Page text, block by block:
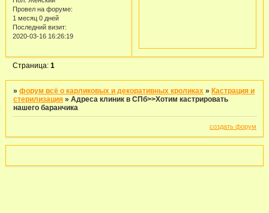
Провел на форуме:
1 месяц 0 дней
Последний визит:
2020-03-16 16:26:19
Страница:1
»форум всё о карликовых и декоративных кроликах »Кастрация и
стерилизация »Адреса клиник в СПб>>Хотим кастрировать
нашего баранчика
создать форум